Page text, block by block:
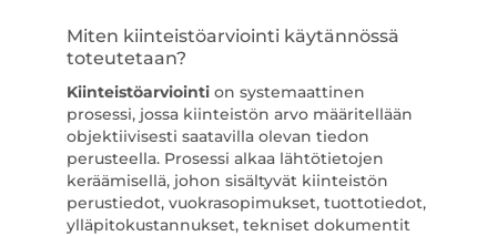
Miten kiinteistöarviointi käytännössä
toteutetaan?
Kiinteistöarviointion systemaattinen
prosessi, jossa kiinteistön arvo määritellään
objektiivisesti saatavilla olevan tiedon
perusteella. Prosessi alkaa lähtötietojen
keräämisellä, johon sisältyvät kiinteistön
perustiedot, vuokrasopimukset, tuottotiedot,
ylläpitokustannukset, tekniset dokumentit